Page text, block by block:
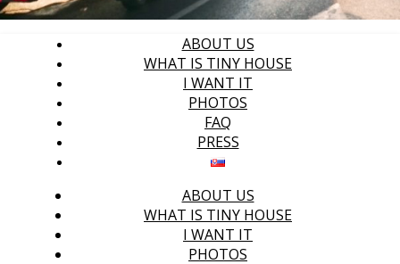
ABOUT US
WHAT IS TINY HOUSE
I WANT IT
PHOTOS
FAQ
PRESS
ABOUT US
WHAT IS TINY HOUSE
I WANT IT
PHOTOS